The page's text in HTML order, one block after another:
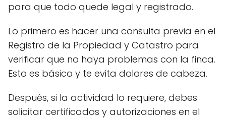
para que todo quede legal y registrado.
Lo primero es hacer una consulta previa en el
Registro de la Propiedad y Catastro para
verificar que no haya problemas con la finca.
Esto es básico y te evita dolores de cabeza.
Después, si la actividad lo requiere, debes
solicitar certificados y autorizaciones en el